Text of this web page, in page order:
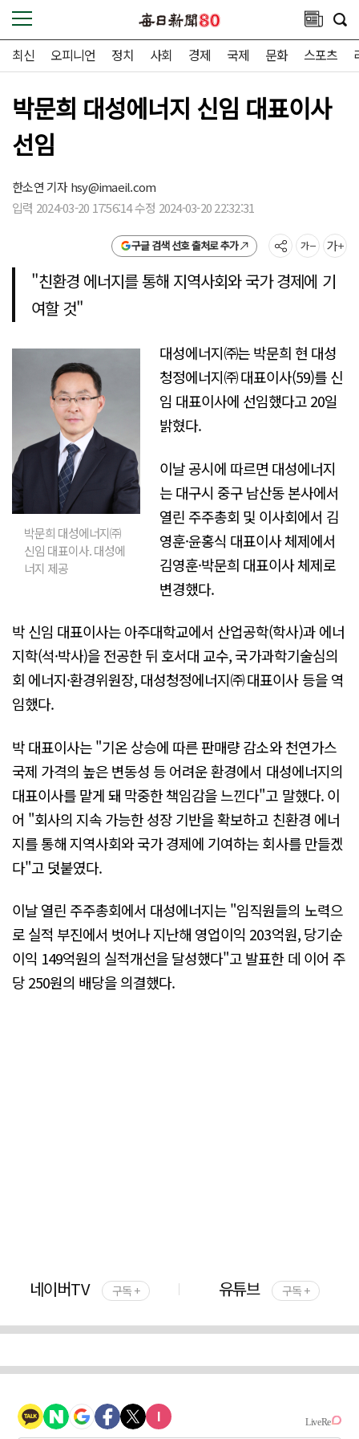
최신 오피니언 정치 사회 경제 국제 문화 스포츠
박문희 대성에너지 신임 대표이사
선임
한소연 기자hsy@imaeil.com
입력 2024-03-20 17:56:14 수정 2024-03-20 22:32:31
구글 검색 선호 출처로 추가
"친환경 에너지를 통해 지역사회와 국가 경제에 기
여할 것"
박문희 대성에너지㈜
신임 대표이사. 대성에
너지 제공
대성에너지㈜는 박문희 현 대성
청정에너지㈜ 대표이사(59)를 신
임 대표이사에 선임했다고 20일
밝혔다.
이날 공시에 따르면 대성에너지
는 대구시 중구 남산동 본사에서
열린 주주총회 및 이사회에서 김
영훈·윤홍식 대표이사 체제에서
김영훈·박문희 대표이사 체제로
변경했다.
박 신임 대표이사는 아주대학교에서 산업공학(학사)과 에너
지학(석·박사)을 전공한 뒤 호서대 교수, 국가과학기술심의
회 에너지·환경위원장, 대성청정에너지㈜ 대표이사 등을 역
임했다.
박 대표이사는 "기온 상승에 따른 판매량 감소와 천연가스
국제 가격의 높은 변동성 등 어려운 환경에서 대성에너지의
대표이사를 맡게 돼 막중한 책임감을 느낀다"고 말했다. 이
어 "회사의 지속 가능한 성장 기반을 확보하고 친환경 에너
지를 통해 지역사회와 국가 경제에 기여하는 회사를 만들겠
다"고 덧붙였다.
이날 열린 주주총회에서 대성에너지는 "임직원들의 노력으
로 실적 부진에서 벗어나 지난해 영업이익 203억원, 당기순
이익 149억원의 실적개선을 달성했다"고 발표한 데 이어 주
당 250원의 배당을 의결했다.
네이버TV 구독 + 유튜브 구독 +